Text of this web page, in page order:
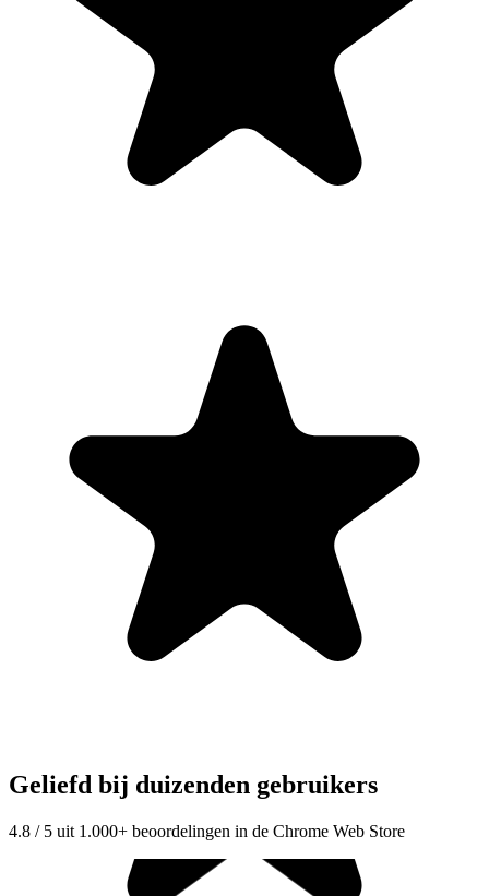
Geliefd bij duizenden gebruikers
4.8 / 5 uit 1.000+ beoordelingen in de Chrome Web Store